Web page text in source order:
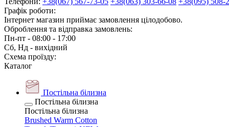
Графік роботи:
Інтернет магазин приймає замовлення цілодобово.
Оброблення та відправка замовлень:
Пн-пт - 08:00 - 17:00
Сб, Нд - вихідний
Схема проїзду:
Каталог
Постільна білизна
Постільна білизна
Постільна білизна
Brushed Warm Cotton